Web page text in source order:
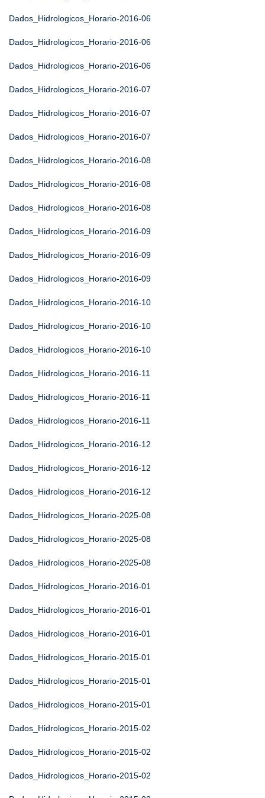
Dados_Hidrologicos_Horario-2016-06
Dados_Hidrologicos_Horario-2016-06
Dados_Hidrologicos_Horario-2016-06
Dados_Hidrologicos_Horario-2016-07
Dados_Hidrologicos_Horario-2016-07
Dados_Hidrologicos_Horario-2016-07
Dados_Hidrologicos_Horario-2016-08
Dados_Hidrologicos_Horario-2016-08
Dados_Hidrologicos_Horario-2016-08
Dados_Hidrologicos_Horario-2016-09
Dados_Hidrologicos_Horario-2016-09
Dados_Hidrologicos_Horario-2016-09
Dados_Hidrologicos_Horario-2016-10
Dados_Hidrologicos_Horario-2016-10
Dados_Hidrologicos_Horario-2016-10
Dados_Hidrologicos_Horario-2016-11
Dados_Hidrologicos_Horario-2016-11
Dados_Hidrologicos_Horario-2016-11
Dados_Hidrologicos_Horario-2016-12
Dados_Hidrologicos_Horario-2016-12
Dados_Hidrologicos_Horario-2016-12
Dados_Hidrologicos_Horario-2025-08
Dados_Hidrologicos_Horario-2025-08
Dados_Hidrologicos_Horario-2025-08
Dados_Hidrologicos_Horario-2016-01
Dados_Hidrologicos_Horario-2016-01
Dados_Hidrologicos_Horario-2016-01
Dados_Hidrologicos_Horario-2015-01
Dados_Hidrologicos_Horario-2015-01
Dados_Hidrologicos_Horario-2015-01
Dados_Hidrologicos_Horario-2015-02
Dados_Hidrologicos_Horario-2015-02
Dados_Hidrologicos_Horario-2015-02